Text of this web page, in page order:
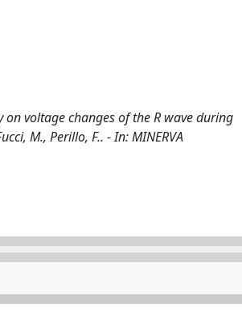
voltage changes of the R wave during
M., Perillo, F.. - In: MINERVA